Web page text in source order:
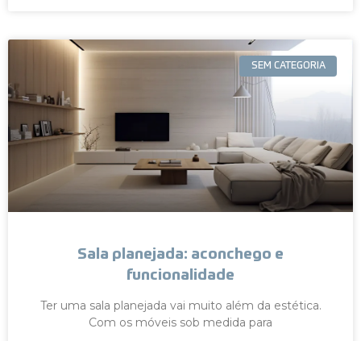
SEM CATEGORIA
Sala planejada: aconchego e
funcionalidade
Ter uma sala planejada vai muito além da estética.
Com os móveis sob medida para